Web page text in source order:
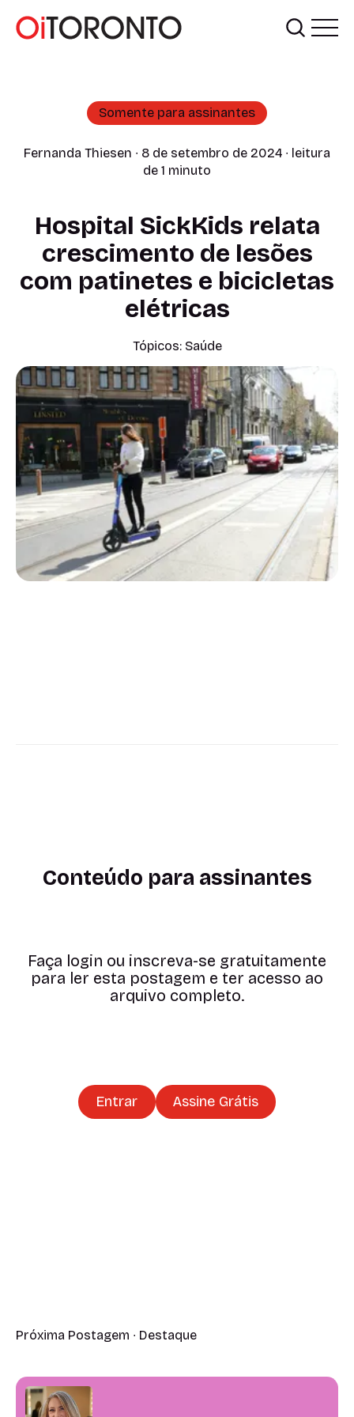
Somente para assinantes
Fernanda Thiesen ∙ 8 de setembro de 2024 ∙ leitura
de 1 minuto
Hospital SickKids relata
crescimento de lesões
com patinetes e bicicletas
elétricas
Tópicos: Saúde
Conteúdo para assinantes
Faça login ou inscreva-se gratuitamente
para ler esta postagem e ter acesso ao
arquivo completo.
Entrar Assine Grátis
Próxima Postagem ∙ Destaque